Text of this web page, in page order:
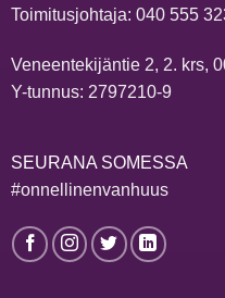
Toimitusjohtaja: 040 555
Veneentekijäntie 2, 2. krs,
Y-tunnus: 2797210-9
SEURANA SOMESSA
#onnellinenvanhuus